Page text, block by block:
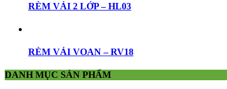
RÈM VẢI 2 LỚP – HL03
RÈM VẢI VOAN – RV18
DANH MỤC SẢN PHẨM